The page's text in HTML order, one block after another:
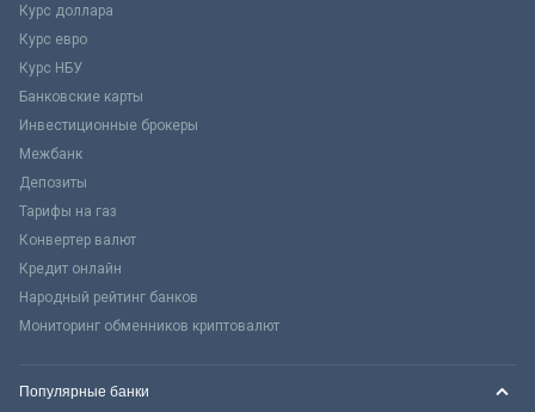
Курс доллара
Курс евро
Курс НБУ
Банковские карты
Инвестиционные брокеры
Межбанк
Депозиты
Тарифы на газ
Конвертер валют
Кредит онлайн
Народный рейтинг банков
Мониторинг обменников криптовалют
Популярные банки